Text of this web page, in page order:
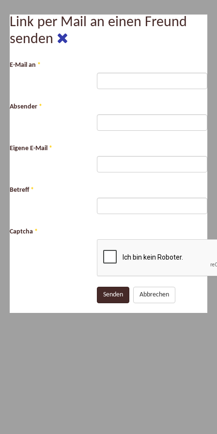
Link per Mail an einen Freund
senden
E-Mail an *
Absender *
Eigene E-Mail *
Betreff*
Captcha *
Senden Abbrechen